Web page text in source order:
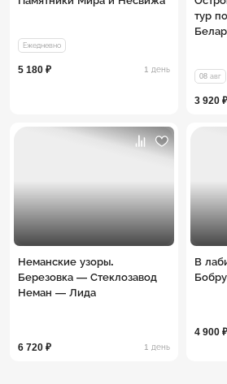
Ежедневно
5 180 ₽ 1 день
тур
08 авг
3 920 ₽
Неманские узоры.
Березовка — Стеклозавод
Неман — Лида
6 720 ₽ 1 день
В
4 900 ₽